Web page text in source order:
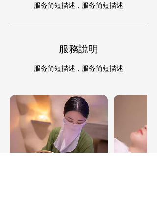
服务简短描述，服务简短描述
服務說明
服务简短描述，服务简短描述